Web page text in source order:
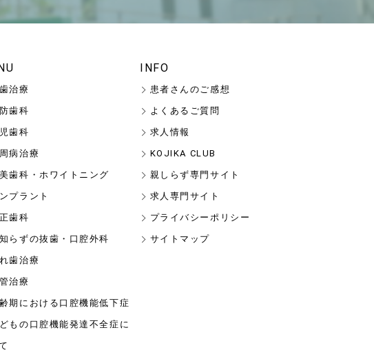
治療
歯科
歯科
病治療
歯科・ホワイトニング
プラント
歯科
らずの抜歯・口腔外科
歯治療
治療
期における口腔機能低下症
もの口腔機能発達不全症に
INFO
患者さんのご感想
よくあるご質問
求人情報
KOJIKA CLUB
親しらず専門サイト
求人専門サイト
プライバシーポリシー
サイトマップ